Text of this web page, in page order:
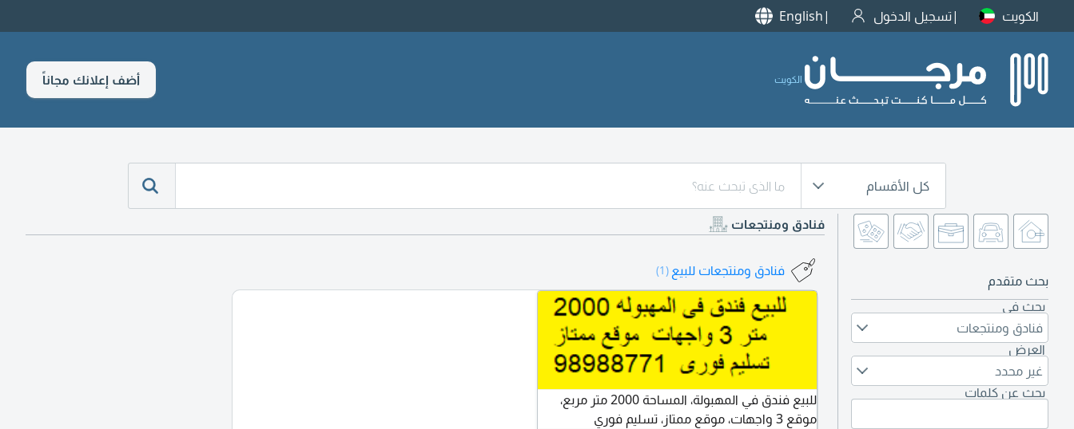
الكويت تسجيل الدخول English
الكويت أضف إعلانك مجاناً
كل الأقسام
بحث متقدم
بحث في
فنادق ومنتجعات
العرض
غير محدد
بحث عن كلمات
فنادق ومنتجعات
فنادق ومنتجعات للبيع (1)
للبيع فندق في المهبولة، المساحة 2000 متر مربع،
موقع 3 واجهات، موقع ممتاز، تسليم فوري